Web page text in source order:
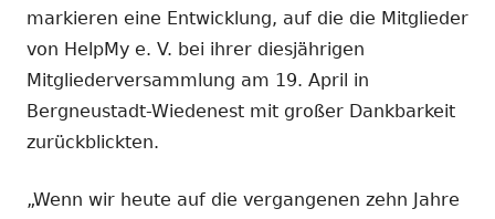
markieren eine Entwicklung, auf die die Mitglieder
von HelpMy e. V. bei ihrer diesjährigen
Mitgliederversammlung am 19. April in
Bergneustadt-Wiedenest mit großer Dankbarkeit
zurückblickten.
„Wenn wir heute auf die vergangenen zehn Jahre